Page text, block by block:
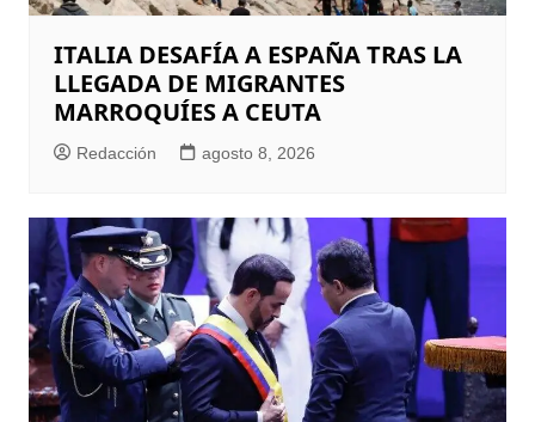
ITALIA DESAFÍA A ESPAÑA TRAS LA
LLEGADA DE MIGRANTES
MARROQUÍES A CEUTA
Redacción agosto 8, 2026